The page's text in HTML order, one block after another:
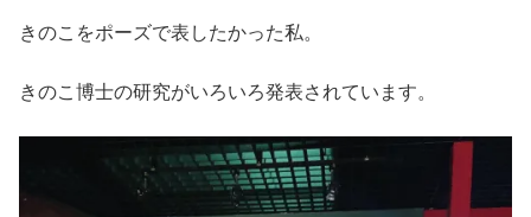
きのこをポーズで表したかった私。
きのこ博士の研究がいろいろ発表されています。